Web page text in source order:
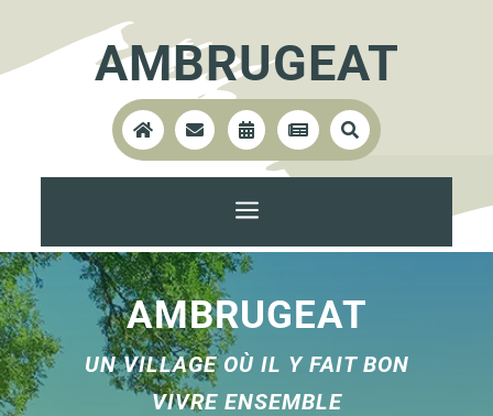
AMBRUGEAT
    
a
AMBRUGEAT
UN VILLAGE OÙ IL Y FAIT BON
VIVRE ENSEMBLE